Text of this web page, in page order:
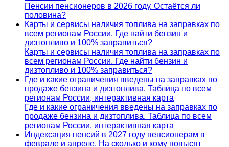
Пенсии пенсионеров в 2026 году. Остаётся ли
половина?
Карты и сервисы наличия топлива на заправках по
всем регионам России. Где найти бензин и
дизтопливо и 100% заправиться?
Карты и сервисы наличия топлива на заправках по
всем регионам России. Где найти бензин и
дизтопливо и 100% заправиться?
Где и какие ограничения введены на заправках по
продаже бензина и дизтоплива. Таблица по всем
регионам России, интерактивная карта
Где и какие ограничения введены на заправках по
продаже бензина и дизтоплива. Таблица по всем
регионам России, интерактивная карта
Индексация пенсий в 2027 году пенсионерам в
феврале и апреле. На сколько и кому повысят